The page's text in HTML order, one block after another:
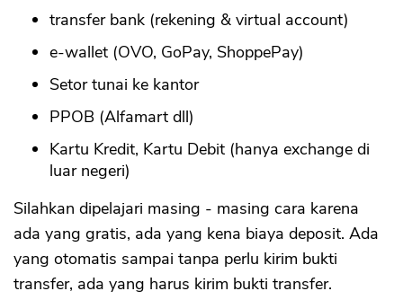
transfer bank (rekening & virtual account)
e-wallet (OVO, GoPay, ShoppePay)
Setor tunai ke kantor
PPOB (Alfamart dll)
Kartu Kredit, Kartu Debit (hanya exchange di
luar negeri)
Silahkan dipelajari masing - masing cara karena
ada yang gratis, ada yang kena biaya deposit. Ada
yang otomatis sampai tanpa perlu kirim bukti
transfer, ada yang harus kirim bukti transfer.